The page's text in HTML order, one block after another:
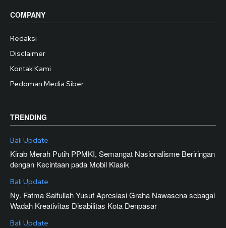
COMPANY
Redaksi
Disclaimer
Kontak Kami
Pedoman Media Siber
TRENDING
Bali Update
Kirab Merah Putih PPMKI, Semangat Nasionalisme Beriringan
dengan Kecintaan pada Mobil Klasik
Bali Update
Ny. Fatma Saifullah Yusuf Apresiasi Graha Nawasena sebagai
Wadah Kreativitas Disabilitas Kota Denpasar
Bali Update